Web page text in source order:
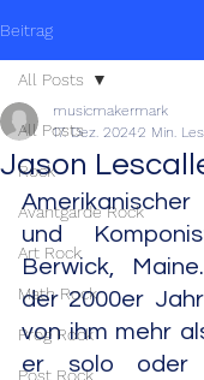
Beitrag
All Posts
Rock
Avantgarde Rock
Art Rock
Math Rock
Prog Rock
Post Rock
All Posts
Jason
musicmakermark
17. Dez. 20242 Min.
Amerikanischer
und
Berwick,
der 2000er
von ihm mehr
er solo oder